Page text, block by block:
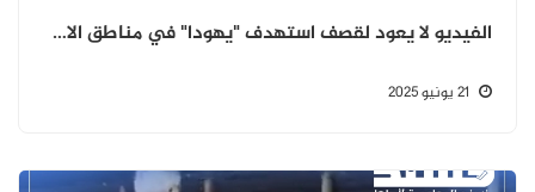
الفيديو لا يعود لقصف استهدف "يهودا" في مناطق الاحتلال، بل في لبنان